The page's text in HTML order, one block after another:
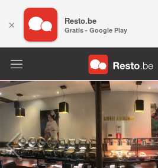
× Resto.be
Gratis - Google Play